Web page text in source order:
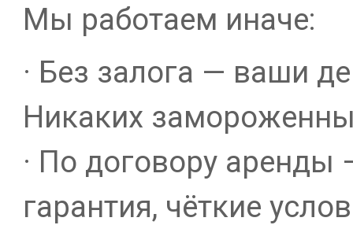
Мы работаем иначе:
· Без залога — ваши
Никаких
· По договору
гарантия, чёткие